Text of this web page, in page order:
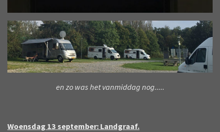
en zo was het vanmiddag nog.....
Woensdag 13 september: Landgraaf.